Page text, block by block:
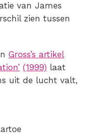
van James
zien tussen
Gross’s artikel
(1999) laat
uit de lucht valt,